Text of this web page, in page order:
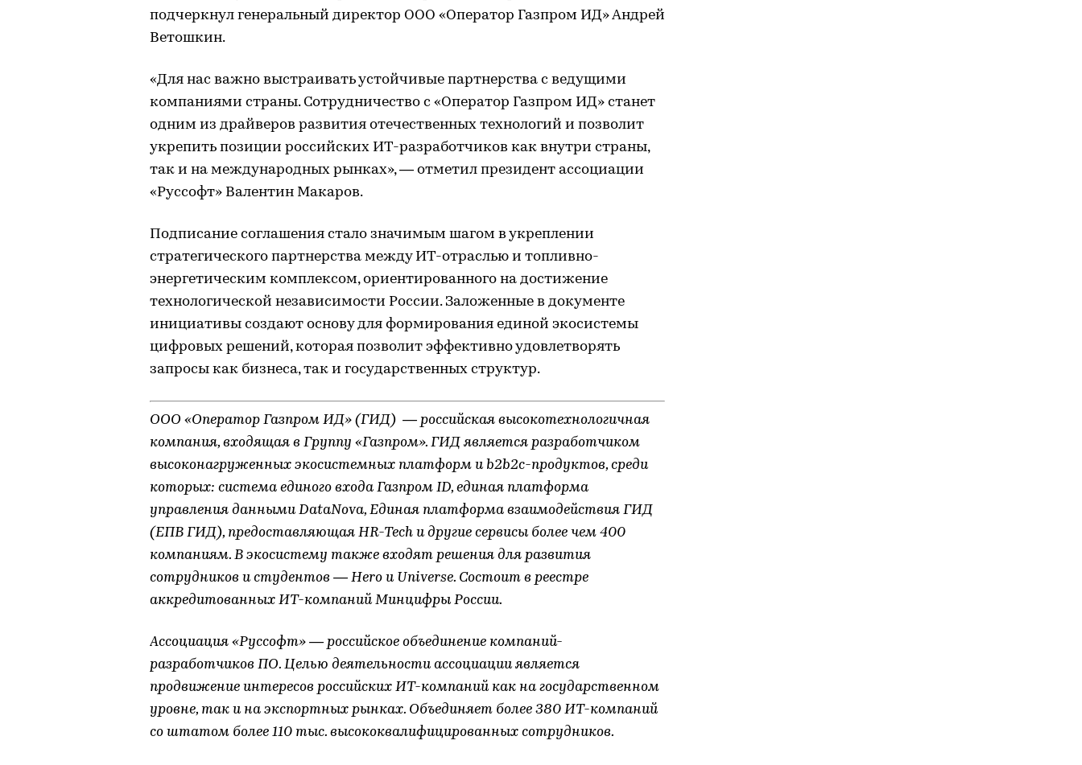
подчеркнул генеральный директор ООО «Оператор Газпром ИД» Андрей
Ветошкин.
«Для нас важно выстраивать устойчивые партнерства с ведущими
компаниями страны. Сотрудничество с «Оператор Газпром ИД» станет
одним из драйверов развития отечественных технологий и позволит
укрепить позиции российских ИТ-разработчиков как внутри страны,
так и на международных рынках», — отметил президент ассоциации
«Руссофт» Валентин Макаров.
Подписание соглашения стало значимым шагом в укреплении
стратегического партнерства между ИТ-отраслью и топливно-
энергетическим комплексом, ориентированного на достижение
технологической независимости России. Заложенные в документе
инициативы создают основу для формирования единой экосистемы
цифровых решений, которая позволит эффективно удовлетворять
запросы как бизнеса, так и государственных структур.
ООО «Оператор Газпром ИД» (ГИД) — российская высокотехнологичная
компания, входящая в Группу «Газпром». ГИД является разработчиком
высоконагруженных экосистемных платформ и b2b2c-продуктов, среди
которых: система единого входа Газпром ID, единая платформа
управления данными DataNova, Единая платформа взаимодействия ГИД
(ЕПВ ГИД), предоставляющая HR-Tech и другие сервисы более чем 400
компаниям. В экосистему также входят решения для развития
сотрудников и студентов — Hero и Universe. Состоит в реестре
аккредитованных ИТ-компаний Минцифры России.
Ассоциация «Руссофт» — российское объединение компаний-
разработчиков ПО. Целью деятельности ассоциации является
продвижение интересов российских ИТ-компаний как на государственном
уровне, так и на экспортных рынках. Объединяет более 380 ИТ-компаний
со штатом более 110 тыс. высококвалифицированных сотрудников.